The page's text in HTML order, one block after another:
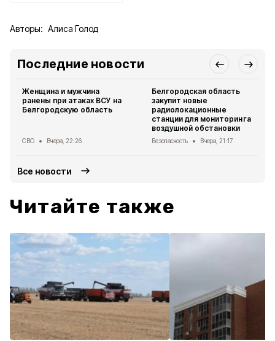
Авторы: Алиса Голод
Последние новости
Женщина и мужчина
ранены при атаках ВСУ на
Белгородскую область
СВО Вчера, 22:26
Белгородская область
закупит новые
радиолокационные
станции для мониторинга
воздушной обстановки
Безопасность Вчера, 21:17
Все новости
Читайте также